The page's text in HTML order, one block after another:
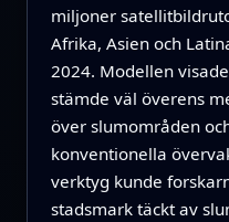
miljoner
Afrika, Asien och
2024. Modellen
stämde väl överens
över slumområden
konventionella
verktyg kunde
stadsmark täckt av